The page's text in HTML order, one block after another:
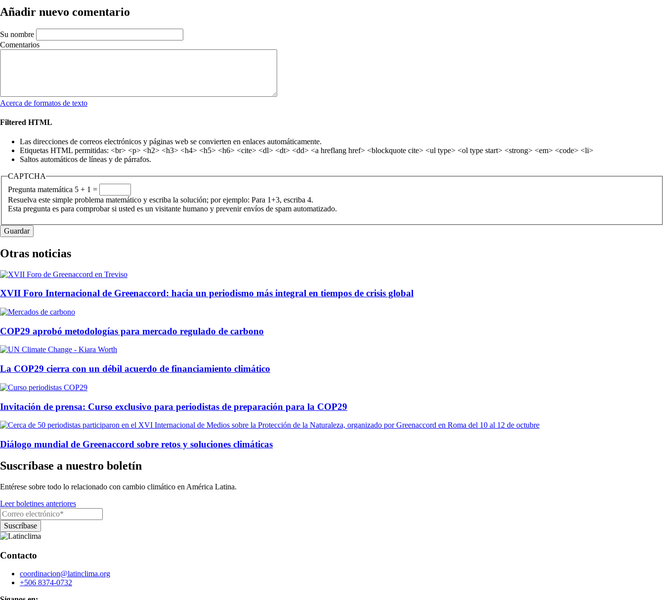
Añadir nuevo comentario
Su nombre
Comentarios
Acerca de formatos de texto
Filtered HTML
Las direcciones de correos electrónicos y páginas web se convierten en enlaces automáticamente.
Etiquetas HTML permitidas: <br> <p> <h2> <h3> <h4> <h5> <h6> <cite> <dl> <dt> <dd> <a hreflang href> <blockquote cite> <ul type> <ol type start> <strong> <em> <code> <li>
Saltos automáticos de líneas y de párrafos.
CAPTCHA
Pregunta matemática 5 + 1 =
Resuelva este simple problema matemático y escriba la solución; por ejemplo: Para 1+3, escriba 4.
Esta pregunta es para comprobar si usted es un visitante humano y prevenir envíos de spam automatizado.
Otras noticias
XVII Foro Internacional de Greenaccord: hacia un periodismo más integral en tiempos de crisis global
COP29 aprobó metodologías para mercado regulado de carbono
La COP29 cierra con un débil acuerdo de financiamiento climático
Invitación de prensa: Curso exclusivo para periodistas de preparación para la COP29
Diálogo mundial de Greenaccord sobre retos y soluciones climáticas
Suscríbase a nuestro boletín
Entérese sobre todo lo relacionado con cambio climático en América Latina.
Leer boletines anteriores
Contacto
coordinacion@latinclima.org
+506 8374-0732